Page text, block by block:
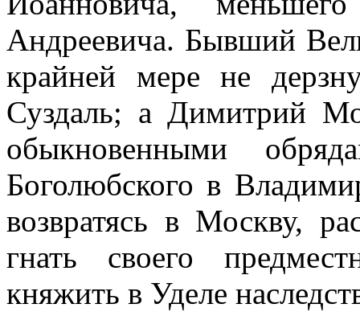
Андреевича. Бывший
крайней мере не
Суздаль; а Димитрий
обыкновенными
Боголюбского в
возвратясь в Москву,
гнать своего
княжить в Уделе